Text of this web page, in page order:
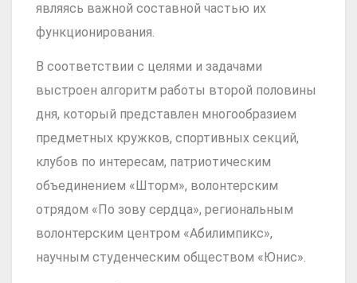
являясь важной составной частью их
функционирования.
В соответствии с целями и задачами
выстроен алгоритм работы второй половины
дня, который представлен многообразием
предметных кружков, спортивных секций,
клубов по интересам, патриотическим
объединением «Шторм», волонтерским
отрядом «По зову сердца», региональным
волонтерским центром «Абилимпикс»,
научным студенческим обществом «Юнис».